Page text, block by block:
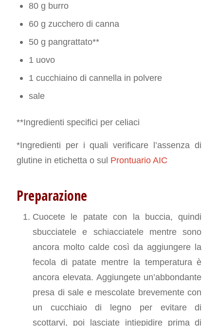
80 g burro
60 g zucchero di canna
50 g pangrattato**
1 uovo
1 cucchiaino di cannella in polvere
sale
**Ingredienti specifici per celiaci
*Ingredienti per i quali verificare l’assenza di
glutine in etichetta o sul Prontuario AIC
Preparazione
Cuocete le patate con la buccia, quindi
sbucciatele e schiacciatele mentre sono
ancora molto calde così da aggiungere la
fecola di patate mentre la temperatura è
ancora elevata. Aggiungete un’abbondante
presa di sale e mescolate brevemente con
un cucchiaio di legno per evitare di
scottarvi, poi lasciate intiepidire prima di